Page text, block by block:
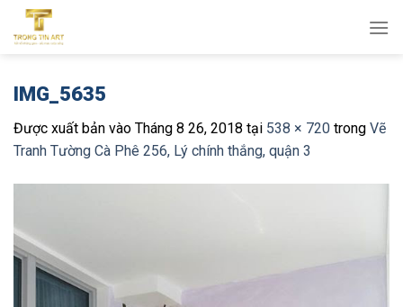
qua
IMG_5635
Được xuất bản vào Tháng 8 26, 2018 tại 538 × 720 trong Vẽ
Tranh Tường Cà Phê 256, Lý chính thắng, quận 3